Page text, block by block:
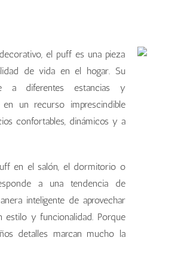
el puff es una pieza
de vida en el hogar. Su
a diferentes estancias y
un recurso imprescindible
confortables, dinámicos y a
en el salón, el dormitorio o
a una tendencia de
inteligente de aprovechar
y funcionalidad. Porque
detalles marcan mucho la